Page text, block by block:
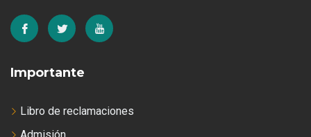
Importante
Libro de reclamaciones